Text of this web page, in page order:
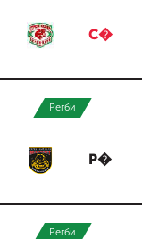
С�
Регби
Р�
Регби